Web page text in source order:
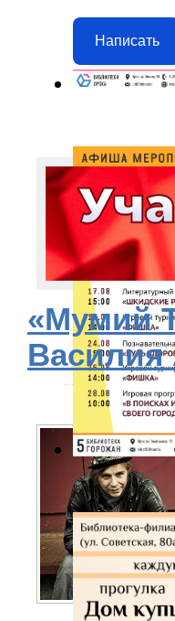
Написать
«Мумий
Василия